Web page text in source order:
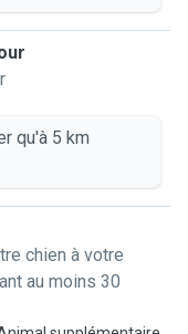
qu'à 5 km
chien à votre
au moins 30